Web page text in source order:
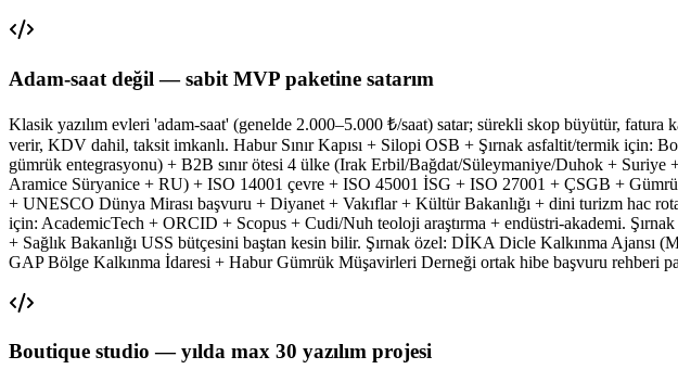
Adam-saat değil — sabit MVP paketine satarım
Klasik yazılım evleri 'adam-saat' (genelde 2.000–5.000 ₺/saat) satar; sürekli skop büyütür,
verir, KDV dahil, taksit imkanlı. Habur Sınır Kapısı + Silopi OSB + Şırnak asfaltit/termik
gümrük entegrasyonu) + B2B sınır ötesi 4 ülke (Irak Erbil/Bağdat/Süleymaniye/Duhok +
Aramice Süryanice + RU) + ISO 14001 çevre + ISO 45001 İSG + ISO 27001 + ÇSGB +
+ UNESCO Dünya Mirası başvuru + Diyanet + Vakıflar + Kültür Bakanlığı + dini turizm hac
için: AcademicTech + ORCID + Scopus + Cudi/Nuh teoloji araştırma + endüstri-akademi.
+ Sağlık Bakanlığı USS bütçesini baştan kesin bilir. Şırnak özel: DİKA Dicle Kalkınma
GAP Bölge Kalkınma İdaresi + Habur Gümrük Müşavirleri Derneği ortak hibe başvuru rehberi
Boutique studio — yılda max 30 yazılım projesi